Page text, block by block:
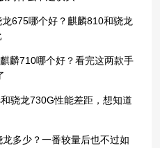
675哪个好？麒麟810和骁龙
麟710哪个好？看完这两款手
骁龙730G性能差距，想知道
多少？一番较量后也不过如